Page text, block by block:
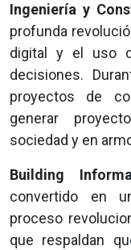
Ingeniería y
profunda
digital y el uso
decisiones.
proyectos de
generar
sociedad y en
Building
convertido en
proceso
que respaldan